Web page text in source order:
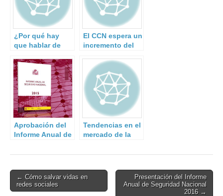
¿Por qué hay
que hablar de
gestión del
riesgo de
desastres?
El CCN espera un
incremento del
ciberataques a la
Administración y
a empresas de
interés
estratégico.
Aprobación del
Informe Anual de
Nacional 2015
Tendencias en el
mercado de la
Post
navigation
← Cómo salvar vidas en
redes sociales
Presentación del Informe
Anual de Seguridad Nacional
2016 →